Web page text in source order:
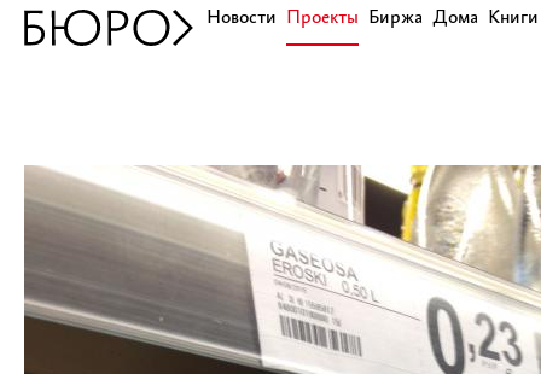
Новости Проекты Биржа Дома Книги